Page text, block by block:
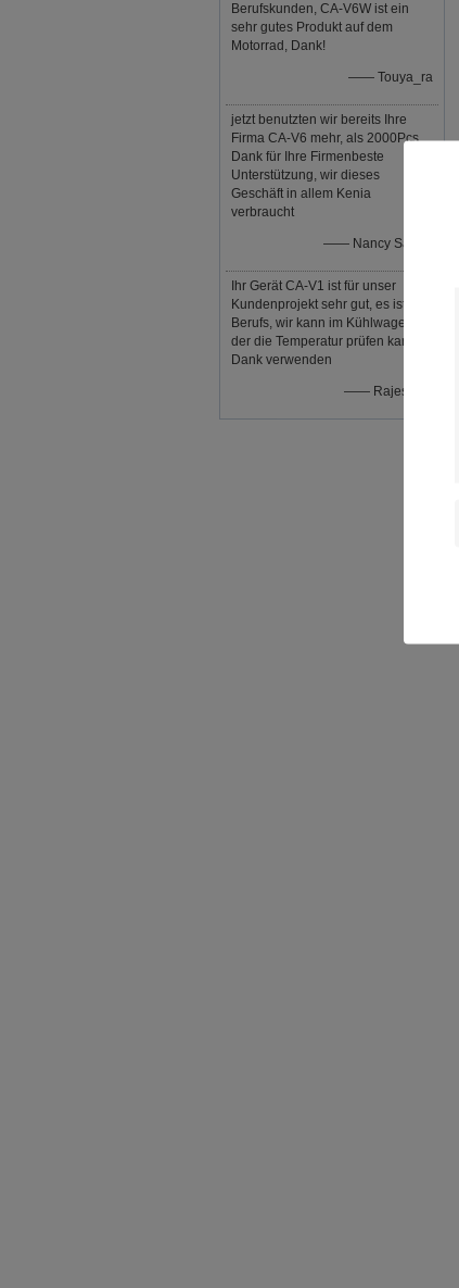
Berufskunden, CA-V6W ist ein
sehr gutes Produkt auf dem
Motorrad, Dank!
—— Touya_ra
jetzt benutzten wir bereits Ihre
Firma CA-V6 mehr, als 2000Pcs,
Dank für Ihre Firmenbeste
Unterstützung, wir dieses
Geschäft in allem Kenia
verbraucht
—— Nancy Saruni
Ihr Gerät CA-V1 ist für unser
Kundenprojekt sehr gut, es ist so
Berufs, wir kann im Kühlwagen,
der die Temperatur prüfen kann,
Dank verwenden
—— Rajesmay